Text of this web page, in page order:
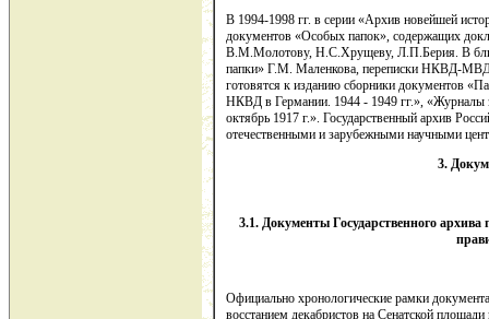
В 1994-1998 гг. в серии «Архив новейшей
документов «Особых папок», содержащих
В.М.Молотову, Н.С.Хрущеву, Л.П.Берия. В
папки» Г.М. Маленкова, переписки НКВД-
готовятся к изданию сборники документов
НКВД в Германии. 1944 - 1949 гг.», «Журналы
октябрь 1917 г.». Государственный архив
отечественными и зарубежными научными
3.
3.1. Документы Государственного
Официально хронологические рамки
восстанием декабристов на Сенатской